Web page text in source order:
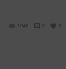
1045 0 0